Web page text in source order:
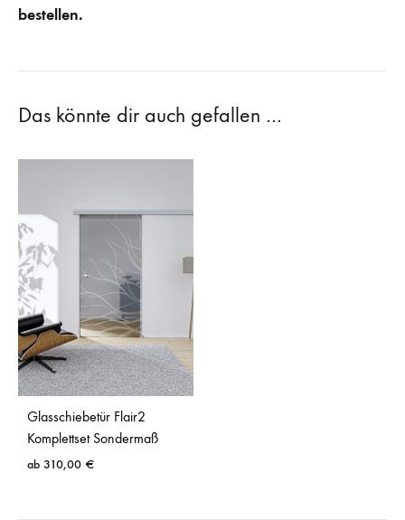
bestellen.
Das könnte dir auch gefallen …
Glasschiebetür Flair2
Komplettset Sondermaß
ab 310,00 €